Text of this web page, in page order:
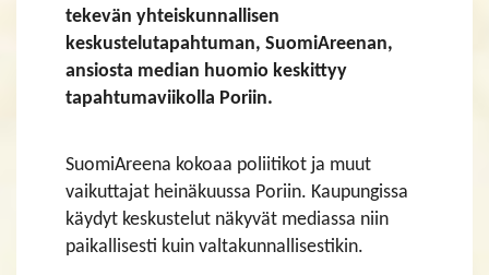
tekevän yhteiskunnallisen
keskustelutapahtuman, SuomiAreenan,
ansiosta median huomio keskittyy
tapahtumaviikolla Poriin.
SuomiAreena kokoaa poliitikot ja muut
vaikuttajat heinäkuussa Poriin. Kaupungissa
käydyt keskustelut näkyvät mediassa niin
paikallisesti kuin valtakunnallisestikin.